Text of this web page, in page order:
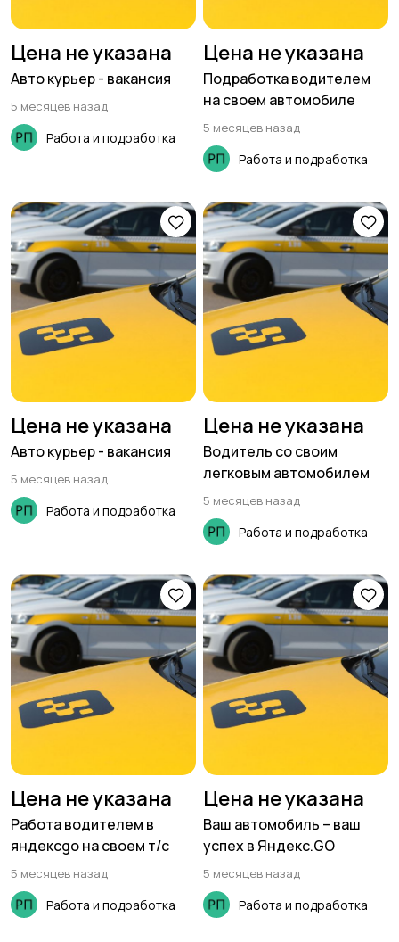
Цена не указана
Авто курьер - вакансия
5 месяцев назад
Работа и подработка
Цена не указана
Подработка водителем
на своем автомобиле
5 месяцев назад
Работа и подработка
Цена не указана
Авто курьер - вакансия
5 месяцев назад
Работа и подработка
Цена не указана
Водитель со своим
легковым автомобилем
5 месяцев назад
Работа и подработка
Цена не указана
Работа водителем в
яндексgo на своем т/с
5 месяцев назад
Работа и подработка
Цена не указана
Ваш автомобиль – ваш
успех в Яндекс.GO
5 месяцев назад
Работа и подработка